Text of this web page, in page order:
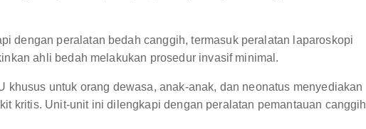
dengan peralatan bedah canggih, termasuk peralatan laparoskopi
ahli bedah melakukan prosedur invasif minimal.
khusus untuk orang dewasa, anak-anak, dan neonatus menyediakan
kritis. Unit-unit ini dilengkapi dengan peralatan pemantauan canggih